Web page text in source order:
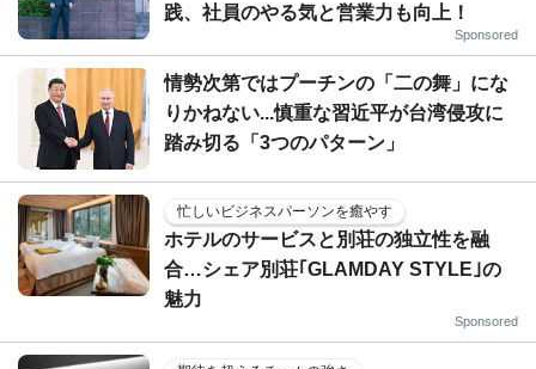
践、社員のやる気と営業力も向上！
Sponsored
情勢次第ではプーチンの「二の舞」にな
りかねない...慎重な習近平が台湾侵攻に
踏み切る「3つのパターン」
忙しいビジネスパーソンを癒やす
ホテルのサービスと別荘の独立性を融
合…シェア別荘｢GLAMDAY STYLE｣の
魅力
Sponsored